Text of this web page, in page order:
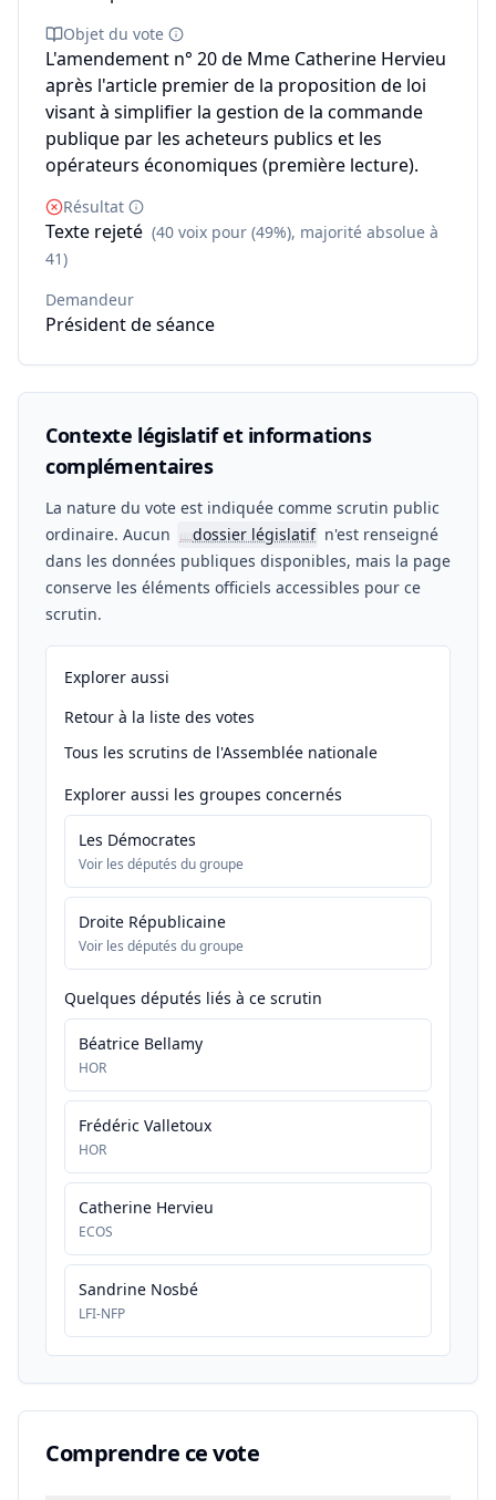
Objet du vote
L'amendement n° 20 de Mme Catherine Hervieu
après l'article premier de la proposition de loi
visant à simplifier la gestion de la commande
publique par les acheteurs publics et les
opérateurs économiques (première lecture).
Résultat
Texte rejeté (40 voix pour (49%), majorité absolue à
41)
Demandeur
Président de séance
Contexte législatif et informations
complémentaires
La nature du vote est indiquée comme scrutin public
ordinaire. Aucun
📖dossier législatif n'est renseigné
dans les données publiques disponibles, mais la page
conserve les éléments officiels accessibles pour ce
scrutin.
Explorer aussi
Retour à la liste des votes
Tous les scrutins de l'Assemblée nationale
Explorer aussi les groupes concernés
Les Démocrates
Voir les députés du groupe
Droite Républicaine
Voir les députés du groupe
Quelques députés liés à ce scrutin
Béatrice Bellamy
HOR
Frédéric Valletoux
HOR
Catherine Hervieu
ECOS
Sandrine Nosbé
LFI-NFP
Comprendre ce vote